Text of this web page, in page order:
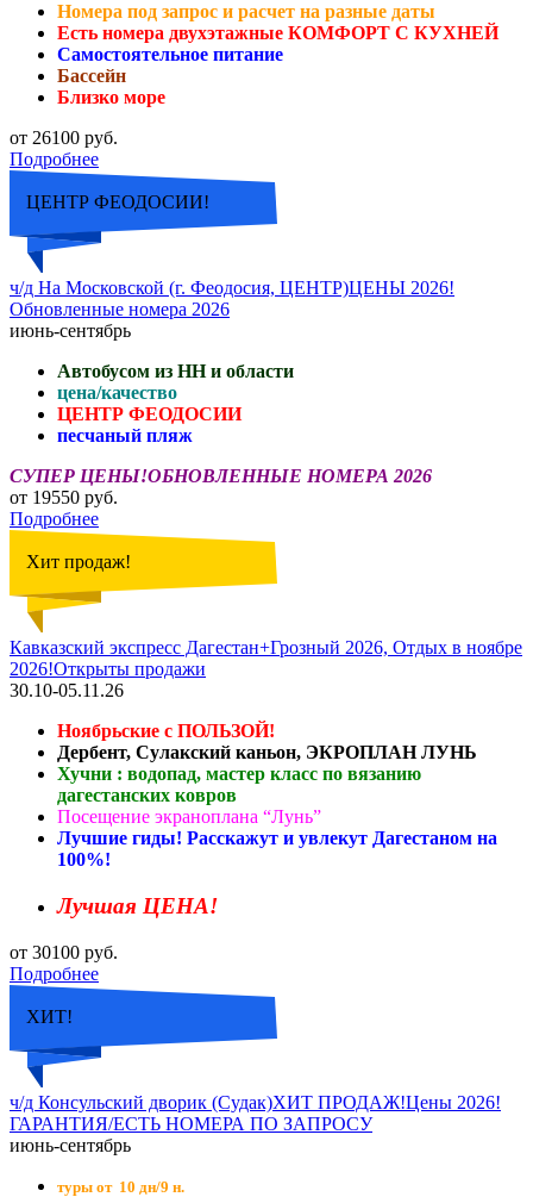
Номера под запрос и расчет на разные даты
Есть номера двухэтажные КОМФОРТ С КУХНЕЙ
Самостоятельное питание
Бассейн
Близко море
от 26100 руб.
Подробнее
ЦЕНТР ФЕОДОСИИ!
ч/д На Московской (г. Феодосия, ЦЕНТР)ЦЕНЫ 2026!
Обновленные номера 2026
июнь-сентябрь
Автобусом из НН и области
цена/качество
ЦЕНТР ФЕОДОСИИ
песчаный пляж
СУПЕР ЦЕНЫ!ОБНОВЛЕННЫЕ НОМЕРА 2026
от 19550 руб.
Подробнее
Хит продаж!
Кавказский экспресс Дагестан+Грозный 2026, Отдых в ноябре
2026!Открыты продажи
30.10-05.11.26
Ноябрьские с ПОЛЬЗОЙ!
Дербент, Сулакский каньон, ЭКРОПЛАН ЛУНЬ
Хучни : водопад, мастер класс по вязанию
дагестанских ковров
Посещение экраноплана “Лунь”
Лучшие гиды! Расскажут и увлекут Дагестаном на
100%!
Лучшая ЦЕНА!
от 30100 руб.
Подробнее
ХИТ!
ч/д Консульский дворик (Судак)ХИТ ПРОДАЖ!Цены 2026!
ГАРАНТИЯ/ЕСТЬ НОМЕРА ПО ЗАПРОСУ
июнь-сентябрь
туры от 10 дн/9 н.